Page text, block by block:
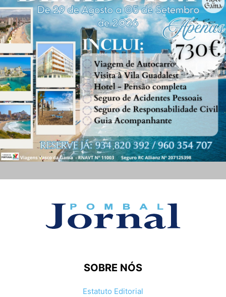
SOBRE NÓS
Estatuto Editorial